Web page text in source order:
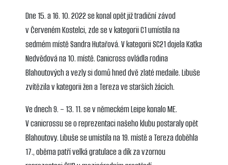
Dne 15. a 16. 10. 2022 se konal opět již tradiční závod
v Červeném Kostelci, zde se v kategorii C1 umístila na
sedmém místě Sandra Hutařová. V kategorii SC21 dojela Katka
Nedvědová na 10. místě. Canicross ovládla rodina
Blahoutových a vezly si domů hned dvě zlaté medaile. Libuše
zvítězila v kategorii žen a Tereza ve starších žácích.
Ve dnech 9. – 13. 11. se v německém Leipe konalo ME.
V canicrossu se o reprezentaci našeho klubu postaraly opět
Blahoutovy. Libuše se umístila na 19. místě a Tereza doběhla
17., oběma patří velká gratulace a dík za vzornou